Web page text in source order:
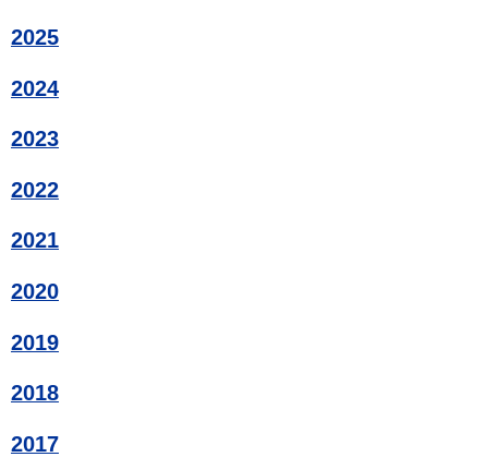
2025
2024
2023
2022
2021
2020
2019
2018
2017